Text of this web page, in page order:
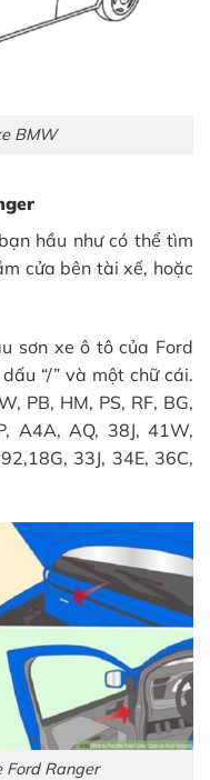
BMW
hầu như có thể tìm
cửa bên tài xế, hoặc
sơn xe ô tô của Ford
“/” và một chữ cái.
PB, HM, PS, RF, BG,
A4A, AQ, 38J, 41W,
33J, 34E, 36C,
Ford Ranger